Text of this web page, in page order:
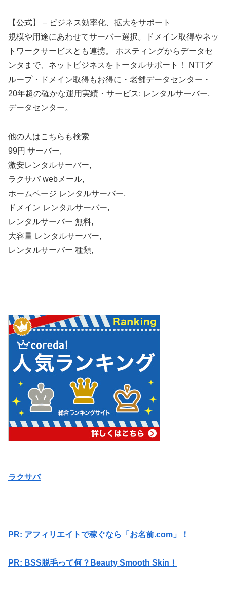
【公式】 – ビジネス効率化、拡大をサポート
規模や用途にあわせてサーバー選択。ドメイン取得やネッ
トワークサービスとも連携。 ホスティングからデータセ
ンタまで、ネットビジネスをトータルサポート！ NTTグ
ループ・ドメイン取得もお得に・老舗データセンター・
20年超の確かな運用実績・サービス: レンタルサーバー,
データセンター。
他の人はこちらも検索
99円 サーバー,
激安レンタルサーバー,
ラクサバ webメール,
ホームページ レンタルサーバー,
ドメイン レンタルサーバー,
レンタルサーバー 無料,
大容量 レンタルサーバー,
レンタルサーバー 種類,
ラクサバ
PR: アフィリエイトで稼ぐなら「お名前.com」！
PR: BSS脱毛って何？Beauty Smooth Skin！